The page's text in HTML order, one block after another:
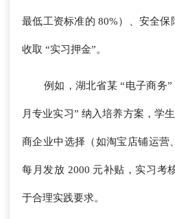
最低工资标准的 80%）、安全保
收取 “实习押金”。
例如，湖北省某 “电子商务
月专业实习” 纳入培养方案，学
商企业中选择（如淘宝店铺运营
每月发放 2000 元补贴，实习考
于合理实践要求。